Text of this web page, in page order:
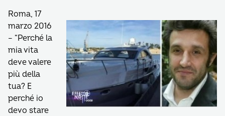
Roma, 17
marzo 2016
– “Perché la
mia vita
deve valere
più della
tua? E
perché io
devo stare